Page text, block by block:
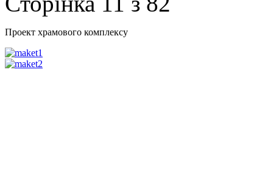
Проект храмового комплексу